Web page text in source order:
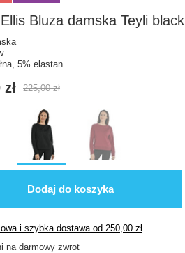
Bluza damska Teyli black
5% elastan
225,00 zł
Dodaj do koszyka
i szybka dostawa od 250,00 zł
na darmowy zwrot